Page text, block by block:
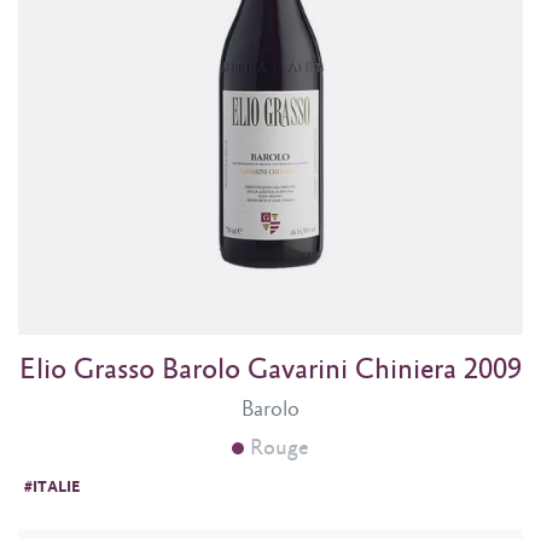
Barolo
Elio Grasso Barolo Gavarini Chiniera 2009
Rouge
#ITALIE